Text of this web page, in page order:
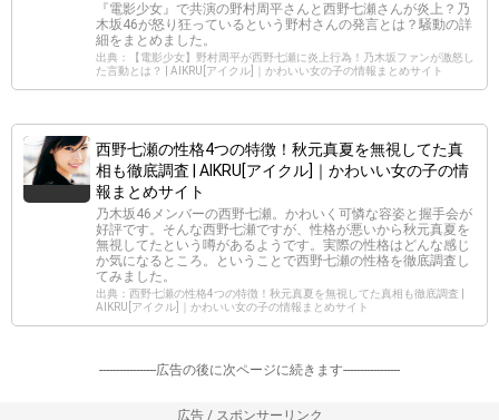
『電影少女』で共演の野村周平さんと西野七瀬さんが炎上？乃
木坂46が怒り狂っているという野村さんの発言とは？騒動の詳
細をまとめました。
出典：【電影少女】野村周平が西野七瀬に炎上行為！乃木坂ファンが激怒し
た言動とは？ | AIKRU[アイクル]｜かわいい女の子の情報まとめサイト
西野七瀬の性格4つの特徴！秋元真夏を無視してた真
相も徹底調査 | AIKRU[アイクル]｜かわいい女の子の情
報まとめサイト
乃木坂46メンバーの西野七瀬。かわいく可憐な容姿と握手会が
好評です。そんな西野七瀬ですが、性格が悪いから秋元真夏を
無視してたという噂があるようです。実際の性格はどんな感じ
か気になるところ。ということで西野七瀬の性格を徹底調査し
てみました。
出典：西野七瀬の性格4つの特徴！秋元真夏を無視してた真相も徹底調査 |
AIKRU[アイクル]｜かわいい女の子の情報まとめサイト
-----------------広告の後に次ページに続きます-----------------
広告 / スポンサーリンク